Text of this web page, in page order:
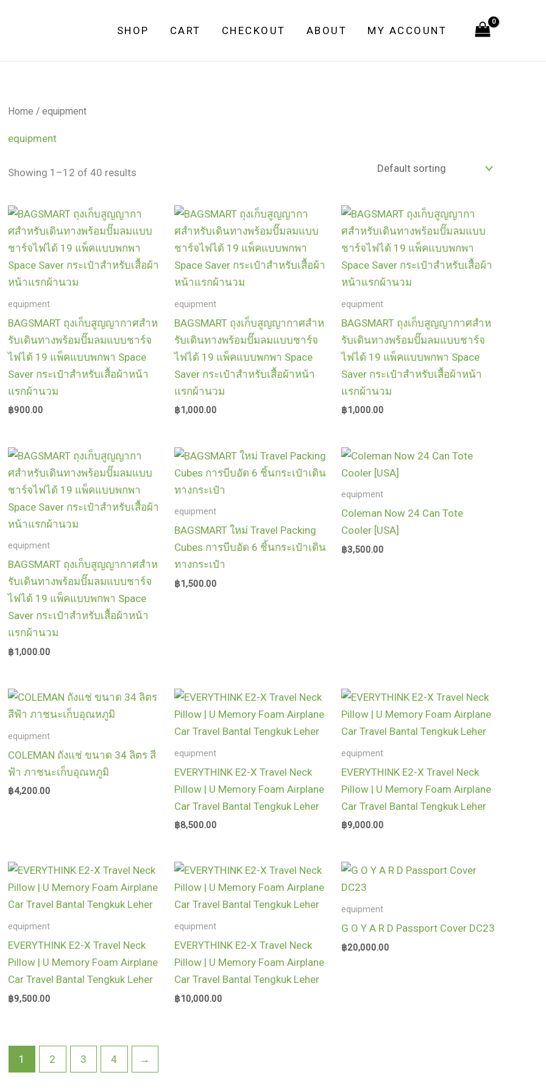
SHOP CART CHECKOUT ABOUT MY ACCOUNT
Home / equipment
equipment
Showing 1–12 of 40 results
equipment
BAGSMART ถุงเก็บสูญญากาศสําห
รับเดินทางพร้อมปั๊มลมแบบชาร์จ
ไฟได้ 19 แพ็คแบบพกพา Space
Saver กระเป๋าสําหรับเสื้อผ้าหน้า
แรกผ้านวม
฿900.00
equipment
BAGSMART ถุงเก็บสูญญากาศสําห
รับเดินทางพร้อมปั๊มลมแบบชาร์จ
ไฟได้ 19 แพ็คแบบพกพา Space
Saver กระเป๋าสําหรับเสื้อผ้าหน้า
แรกผ้านวม
฿1,000.00
equipment
BAGSMART ถุงเก็บสูญญากาศสําห
รับเดินทางพร้อมปั๊มลมแบบชาร์จ
ไฟได้ 19 แพ็คแบบพกพา Space
Saver กระเป๋าสําหรับเสื้อผ้าหน้า
แรกผ้านวม
฿1,000.00
equipment
BAGSMART ถุงเก็บสูญญากาศสําห
รับเดินทางพร้อมปั๊มลมแบบชาร์จ
ไฟได้ 19 แพ็คแบบพกพา Space
Saver กระเป๋าสําหรับเสื้อผ้าหน้า
แรกผ้านวม
฿1,000.00
equipment
BAGSMART ใหม่ Travel Packing
Cubes การบีบอัด 6 ชิ้นกระเป๋าเดิน
ทางกระเป๋า
฿1,500.00
equipment
Coleman Now 24 Can Tote
Cooler [USA]
฿3,500.00
equipment
COLEMAN ถังแช่ ขนาด 34 ลิตร สี
ฟ้า ภาชนะเก็บอุณหภูมิ
฿4,200.00
equipment
EVERYTHINK E2-X Travel Neck
Pillow | U Memory Foam Airplane
Car Travel Bantal Tengkuk Leher
฿8,500.00
equipment
EVERYTHINK E2-X Travel Neck
Pillow | U Memory Foam Airplane
Car Travel Bantal Tengkuk Leher
฿9,000.00
equipment
EVERYTHINK E2-X Travel Neck
Pillow | U Memory Foam Airplane
Car Travel Bantal Tengkuk Leher
฿9,500.00
equipment
EVERYTHINK E2-X Travel Neck
Pillow | U Memory Foam Airplane
Car Travel Bantal Tengkuk Leher
฿10,000.00
equipment
G O Y A R D Passport Cover DC23
฿20,000.00
1 2 3 4 →